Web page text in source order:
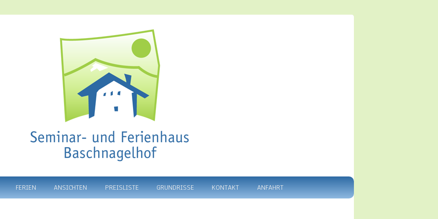
Baschnagelhof
FERIEN ANSICHTEN PREISLISTE GRUNDRISSE KONTAKT ANFAHRT